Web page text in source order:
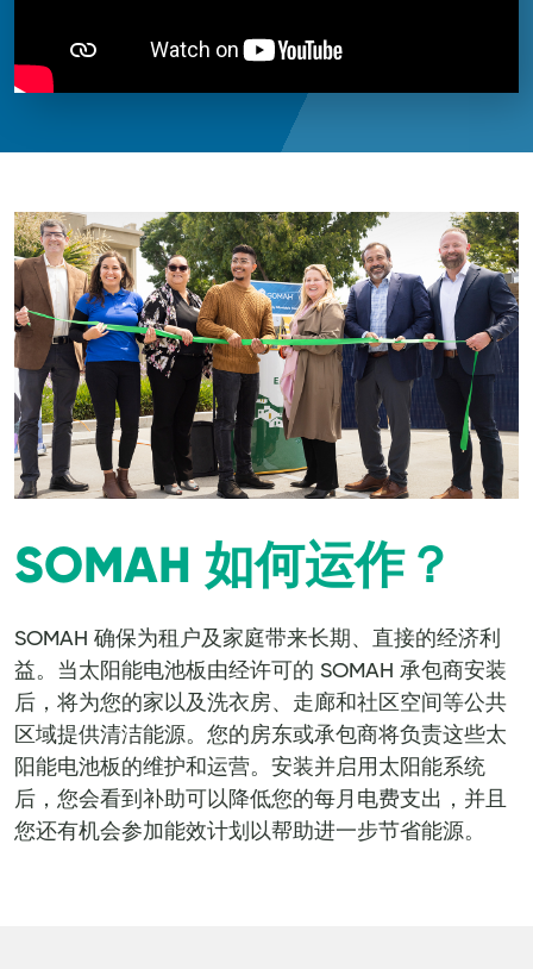
SOMAH 如何运作？
SOMAH 确保为租户及家庭带来长期、直接的经济利
益。当太阳能电池板由经许可的 SOMAH 承包商安装
后，将为您的家以及洗衣房、走廊和社区空间等公共
区域提供清洁能源。您的房东或承包商将负责这些太
阳能电池板的维护和运营。安装并启用太阳能系统
后，您会看到补助可以降低您的每月电费支出，并且
您还有机会参加能效计划以帮助进一步节省能源。